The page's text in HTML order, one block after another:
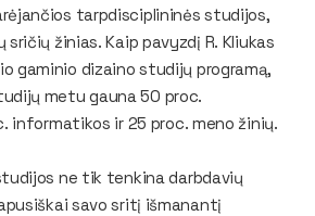
tarpdisciplininės studijos,
žinias. Kaip pavyzdį R. Kliukas
gaminio dizaino studijų programą,
metu gauna 50 proc.
informatikos ir 25 proc. meno žinių.
ne tik tenkina darbdavių
savo sritį išmanantį